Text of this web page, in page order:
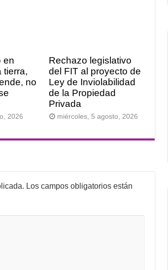
en
tierra,
no
2026
Rechazo legislativo
del FIT al proyecto de
Ley de Inviolabilidad
de la Propiedad
Privada
miércoles, 5 agosto, 2026
Los campos obligatorios están